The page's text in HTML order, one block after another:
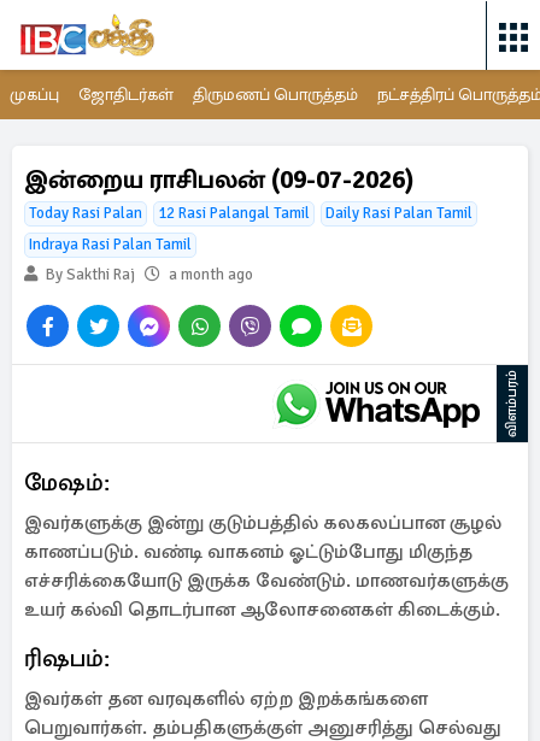
முகப்பு ஜோதிடர்கள் திருமணப் பொருத்தம் நட்சத்திரப்
இன்றைய ராசிபலன் (09-07-2026)
Today Rasi Palan 12 Rasi Palangal Tamil
Daily Rasi Palan Tamil
Indraya Rasi Palan Tamil
By Sakthi Raj
a month ago
விளம்பரம்
மேஷம்:
இவர்களுக்கு இன்று குடும்பத்தில் கலகலப்பான சூழல்
காணப்படும். வண்டி வாகனம் ஓட்டும்போது மிகுந்த
எச்சரிக்கையோடு இருக்க வேண்டும். மாணவர்களுக்கு
உயர் கல்வி தொடர்பான ஆலோசனைகள் கிடைக்கும்.
ரிஷபம்:
இவர்கள் தன வரவுகளில் ஏற்ற இறக்கங்களை
பெறுவார்கள். தம்பதிகளுக்குள் அனுசரித்து செல்வது